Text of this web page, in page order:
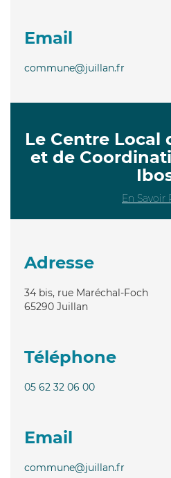
Email
commune@juillan.fr
Le Centre Local
et de
En Savoir
Adresse
34 bis, rue Maréchal-Foch
65290 Juillan
Téléphone
05 62 32 06 00
Email
commune@juillan.fr